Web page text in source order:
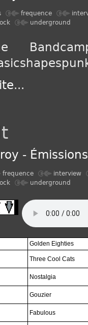
frequence
underground
...
-
frequence
interview
underground
Golden Eighties
Three Cool Cats
Nostalgia
Gouzier
Fabulous